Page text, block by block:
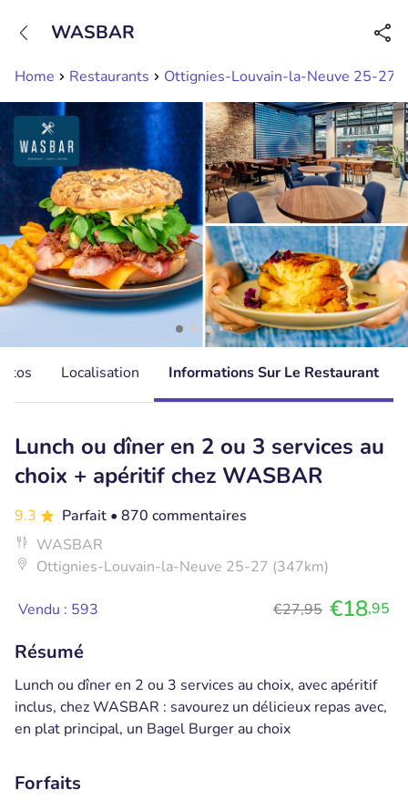
Disponible jusqu'à 23:00 heures
Home Restaurants Ottignies-Louvain-la-Neuve 25-27
WASBAR
Localisation Informations Sur Le Restaurant
Lunch ou dîner en 2 ou 3 services au
choix + apéritif chez WASBAR
9.3 Parfait • 870 commentaires
WASBAR
Ottignies-Louvain-la-Neuve 25-27 (347km)
Vendu : 593 €27,95 €18,95
Résumé
Lunch ou dîner en 2 ou 3 services au choix, avec apéritif
inclus, chez WASBAR : savourez un délicieux repas avec,
en plat principal, un Bagel Burger au choix
Forfaits